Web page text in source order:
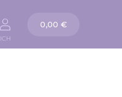
ICH
Warenkorb
0,00 €